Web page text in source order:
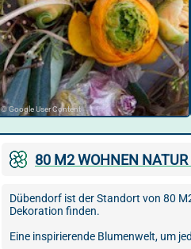
© Google User Content
80 M2 WOHNEN NATUR
Dübendorf ist der Standort von 80
Dekoration finden.
Eine inspirierende Blumenwelt, um